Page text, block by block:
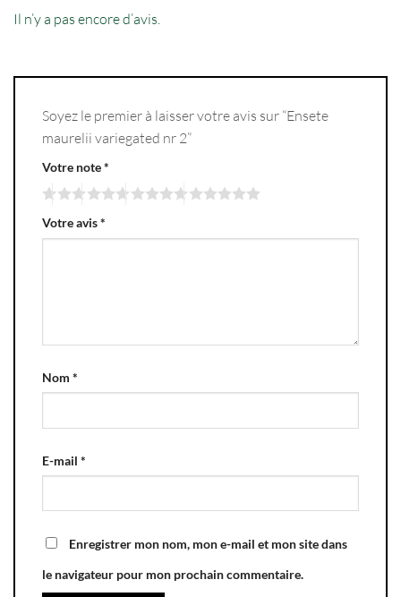
Il n’y a pas encore d’avis.
Soyez le premier à laisser votre avis sur “Ensete
maurelii variegated nr 2”
Votre note*
Votre avis*
Nom *
E-mail *
Enregistrer mon nom, mon e-mail et mon site dans
le navigateur pour mon prochain commentaire.